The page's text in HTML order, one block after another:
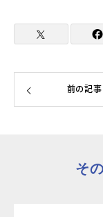
前の記事
そ